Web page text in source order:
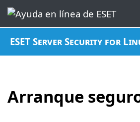
ESET Server Security for
Arranque